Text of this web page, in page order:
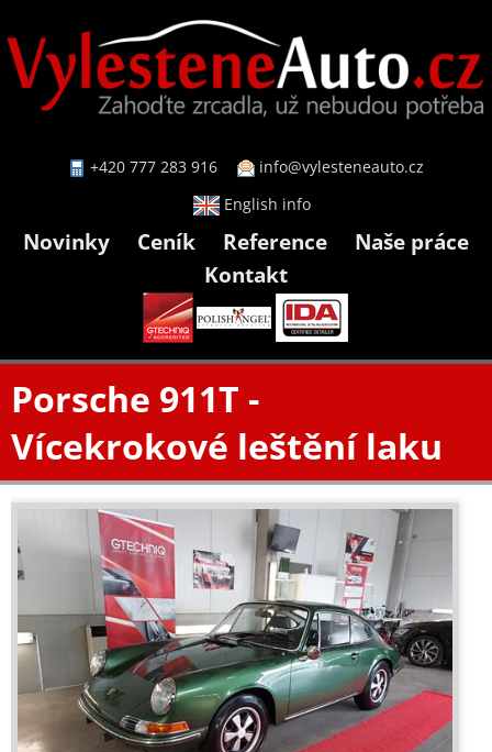
+420 777 283 916
info@vylesteneauto.cz
English info
Novinky Ceník Reference
Naše práce
Kontakt
Porsche 911T -
Vícekrokové leštění laku